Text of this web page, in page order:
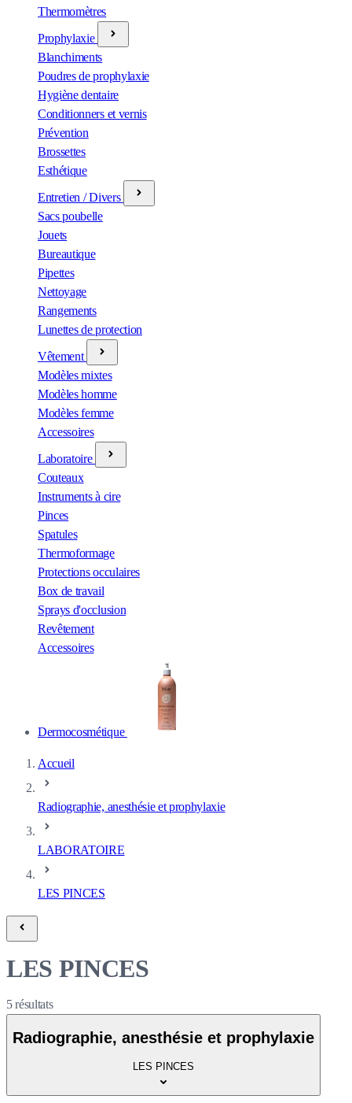
Thermomètres
Prophylaxie
Blanchiments
Poudres de prophylaxie
Hygiène dentaire
Conditionners et vernis
Prévention
Brossettes
Esthétique
Entretien / Divers
Sacs poubelle
Jouets
Bureautique
Pipettes
Nettoyage
Rangements
Lunettes de protection
Vêtement
Modèles mixtes
Modèles homme
Modèles femme
Accessoires
Laboratoire
Couteaux
Instruments à cire
Pinces
Spatules
Thermoformage
Protections occulaires
Box de travail
Sprays d'occlusion
Revêtement
Accessoires
Dermocosmétique
Accueil
Radiographie, anesthésie et prophylaxie
LABORATOIRE
LES PINCES
LES PINCES
5résultats
Radiographie, anesthésie et prophylaxie
LES PINCES